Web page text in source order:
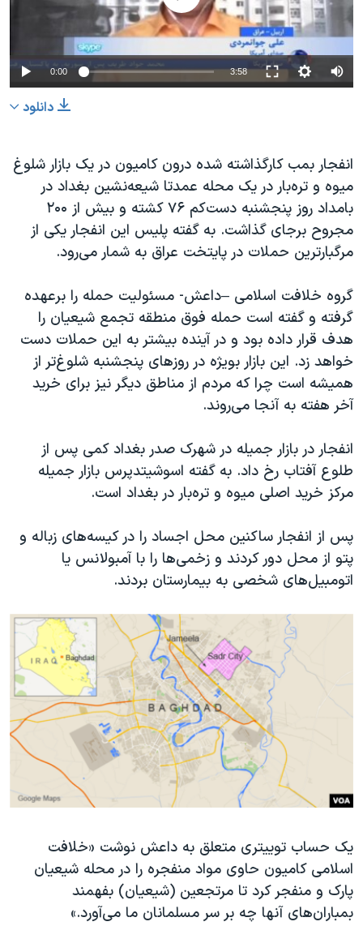
فرهنگ و زندگی
حقوق شهروندی
اقتصادی
گالری عکس
آرشیو پخش زنده
مستندها
انتخابات ریاست جمهوری آمریکا ۲۰۲۴
حمله جمهوری اسلامی به اسرائیل
اعتراضات زن، زندگی، آزادی
مجموعه مستندهای دادخواهی
تریبونال مردمی آبان ۹۸
دادگاه حمید نوری
قانون شفافیت دارائی کادر رهبری ایران
اعتراضات مردمی آبان ۹۸
اسرائیل در جنگ
نرگس محمدی برنده جایزه نوبل صلح
صفحه‌های ویژه
سفر پرزیدنت ترامپ به چین
دنبال کنید
0:00 3:58
دانلود
انفجار بمب کارگذاشته شده درون کامیون در یک بازار شلوغ
میوه و تره‌بار در یک محله عمدتا شیعه‌نشین بغداد در
بامداد روز پنجشنبه دست‌کم ۷۶ کشته و بیش از ۲۰۰
مجروح برجای گذاشت. به گفته پلیس این انفجار یکی از
مرگبارترین حملات در پایتخت عراق به شمار می‌رود.
گروه خلافت اسلامی –داعش- مسئولیت حمله را برعهده
گرفته و گفته است حمله فوق منطقه تجمع شیعیان را
هدف قرار داده بود و در آینده بیشتر به این حملات دست
خواهد زد. این بازار بویژه در روزهای پنجشنبه شلوغ‌تر از
همیشه است چرا که مردم از مناطق دیگر نیز برای خرید
آخر هفته به آنجا می‌روند.
انفجار در بازار جمیله در شهرک صدر بغداد کمی پس از
طلوع آفتاب رخ داد. به گفته اسوشیتدپرس بازار جمیله
مرکز خرید اصلی میوه و تره‌بار در بغداد است.
پس از انفجار ساکنین محل اجساد را در کیسه‌های زباله و
پتو از محل دور کردند و زخمی‌ها را با آمبولانس یا
اتومبیل‌های شخصی به بیمارستان بردند.
یک حساب توییتری متعلق به داعش نوشت «خلافت
اسلامی کامیون حاوی مواد منفجره را در محله شیعیان
پارک و منفجر کرد تا مرتجعین (شیعیان) بفهمند
بمباران‌های آنها چه بر سر مسلمانان ما می‌آورد.»